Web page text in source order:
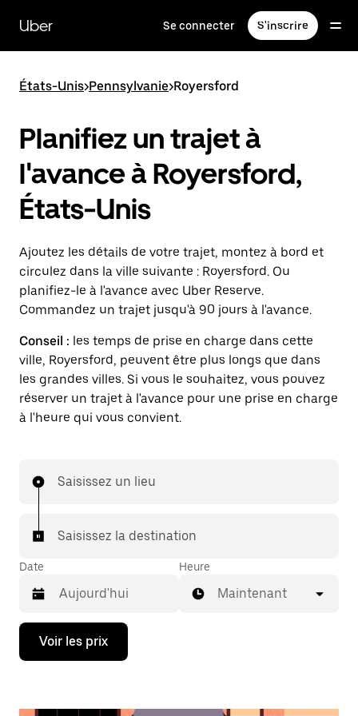
contenu
principal
Uber Se connecter S'inscrire
États-Unis>Pennsylvanie>Royersford
Planifiez un trajet à
l'avance à Royersford,
États-Unis
Ajoutez les détails de votre trajet, montez à bord et
circulez dans la ville suivante : Royersford. Ou
planifiez-le à l'avance avec Uber Reserve.
Commandez un trajet jusqu'à 90 jours à l'avance.
Conseil : les temps de prise en charge dans cette
ville, Royersford, peuvent être plus longs que dans
les grandes villes. Si vous le souhaitez, vous pouvez
réserver un trajet à l'avance pour une prise en charge
à l'heure qui vous convient.
Saisissez un lieu
Saisissez la destination
Date
Appuyez
la
Heure
Maintenant
Voir les prix